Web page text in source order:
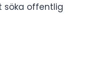
söka offentlig